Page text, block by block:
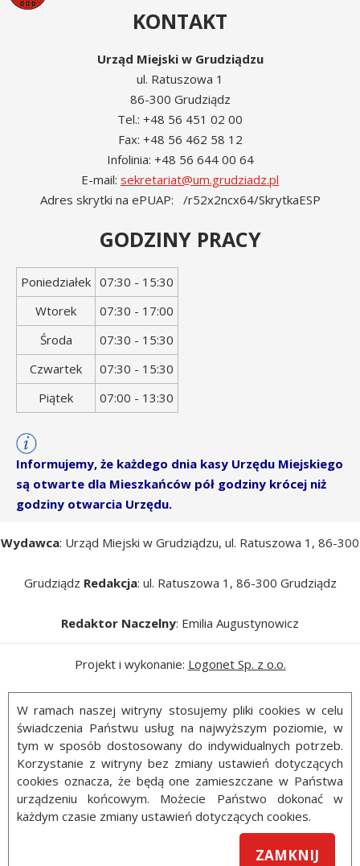
KONTAKT
Urząd Miejski w Grudziądzu
ul. Ratuszowa 1
86-300 Grudziądz
Tel.: +48 56 451 02 00
Fax: +48 56 462 58 12
Infolinia: +48 56 644 00 64
E-mail: sekretariat@um.grudziadz.pl
Adres skrytki na ePUAP: /r52x2ncx64/SkrytkaESP
GODZINY PRACY
Dzień
tygodnia
Godziny
otwarcia
Poniedziałek 07:30 - 15:30
Wtorek
07:30 - 17:00
Środa
07:30 - 15:30
Czwartek
07:30 - 15:30
Piątek
07:00 - 13:30
Informujemy, że każdego dnia kasy Urzędu Miejskiego
są otwarte dla Mieszkańców pół godziny krócej niż
godziny otwarcia Urzędu.
Wydawca: Urząd Miejski w Grudziądzu, ul. Ratuszowa 1, 86-300
Grudziądz Redakcja: ul. Ratuszowa 1, 86-300 Grudziądz
Redaktor Naczelny: Emilia Augustynowicz
Projekt i wykonanie: Logonet Sp. z o.o.
W ramach naszej witryny stosujemy pliki cookies w celu
świadczenia Państwu usług na najwyższym poziomie, w
tym w sposób dostosowany do indywidualnych potrzeb.
Korzystanie z witryny bez zmiany ustawień dotyczących
cookies oznacza, że będą one zamieszczane w Państwa
urządzeniu końcowym. Możecie Państwo dokonać w
każdym czasie zmiany ustawień dotyczących cookies.
ZAMKNIJ